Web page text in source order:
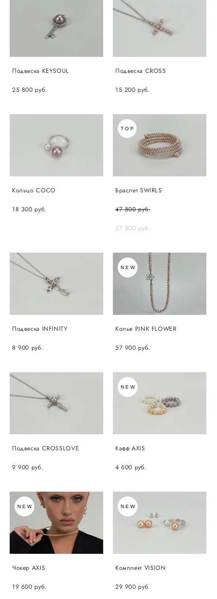
Подвеска KEYSOUL
25 800 pуб.
Подвеска CROSS
15 200 pуб.
Кольцо COCO
18 300 pуб.
TOP
Браслет SWIRLS
47 800 pуб.
37 800 pуб.
Подвеска INFINITY
8 900 pуб.
NEW
Колье PINK FLOWER
57 900 pуб.
Подвеска CROSSLOVE
9 900 pуб.
NEW
Кафф AXIS
4 600 pуб.
NEW
Чокер AXIS
19 600 pуб.
NEW
Комплект VISION
29 900 pуб.